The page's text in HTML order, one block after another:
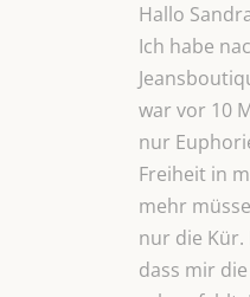
Hallo
Ich habe
war vor 10
nur
Freiheit in
mehr
nur die Kür.
dass mir